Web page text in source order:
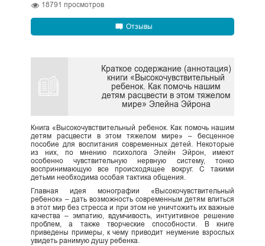
18791 просмотров
Отзывы
Краткое содержание (аннотация)
книги «Высокочувствительный
ребенок. Как помочь нашим
детям расцвести в этом тяжелом
мире» Элейна Эйрона
Книга «Высокочувствительный ребенок. Как помочь нашим
детям расцвести в этом тяжелом мире» – бесценное
пособие для воспитания современных детей. Некоторые
из них, по мнению психолога Элейн Эйрон, имеют
особенно чувствительную нервную систему, тонко
воспринимающую все происходящее вокруг. С такими
детьми необходима особая тактика общения.
Главная идея монографии «Высокочувствительный
ребенок» – дать возможность современным детям влиться
в этот мир без стресса и при этом не уничтожить их важные
качества – эмпатию, вдумчивость, интуитивное решение
проблем, а также творческие способности. В книге
приведены примеры, к чему приводит неумение взрослых
увидеть ранимую душу ребенка.